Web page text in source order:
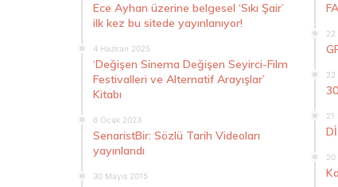
Ece Ayhan üzerine belgesel ‘Sıkı Şair’
ilk kez bu sitede yayınlanıyor!
4 Haziran 2025
‘Değişen Sinema Değişen Seyirci-Film
Festivalleri ve Alternatif Arayışlar’
Kitabı
6 Ocak 2023
SenaristBir: Sözlü Tarih Videoları
yayınlandı
30 Mayıs 2015
22
22
21
20